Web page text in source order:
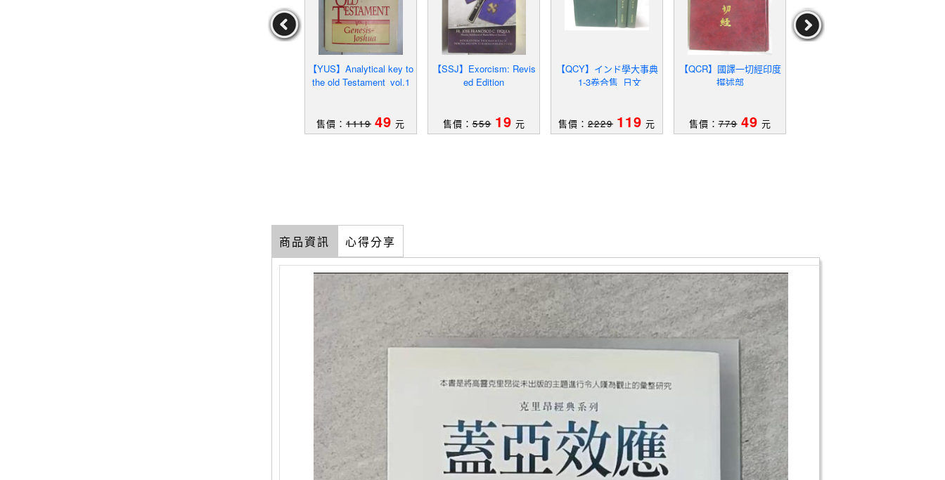
【YUS】Analytical key to
the old Testament_vol.1
售價： 1119 49 元
【SSJ】Exorcism: Revis
ed Edition
售價：559 19 元
【QCY】インド學大事典
_1-3卷合售_日文
售價： 2229 119 元
【QCR】國譯一切經印度
撰述部
售價：779 49 元
商品資訊 心得分享